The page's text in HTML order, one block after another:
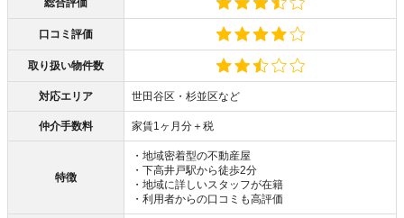
口コミ評価
取り扱い物件数
対応エリア 世田谷区・杉並区など
仲介手数料 家賃1ヶ月分＋税
特徴
・地域密着型の不動産屋
・下高井戸駅から徒歩2分
・地域に詳しいスタッフが在籍
・利用者からの口コミも高評価